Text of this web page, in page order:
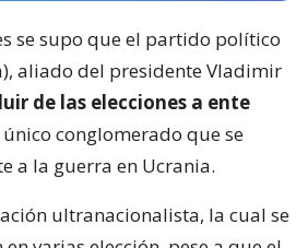
se supo que el partido político
aliado del presidente Vladimir
de las elecciones a ente
único conglomerado que se
a la guerra en Ucrania.
ultranacionalista, la cual se